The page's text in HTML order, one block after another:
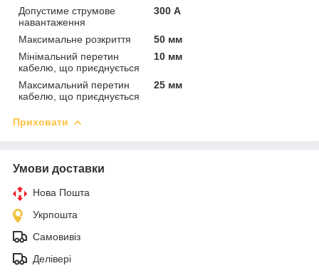
Допустиме струмове
навантаження
300 А
Максимальне розкриття
50 мм
Мінімальний перетин
кабелю, що приєднується
10 мм
Максимальний перетин
кабелю, що приєднується
25 мм
Приховати
Умови доставки
Нова Пошта
Укрпошта
Самовивіз
Делівері